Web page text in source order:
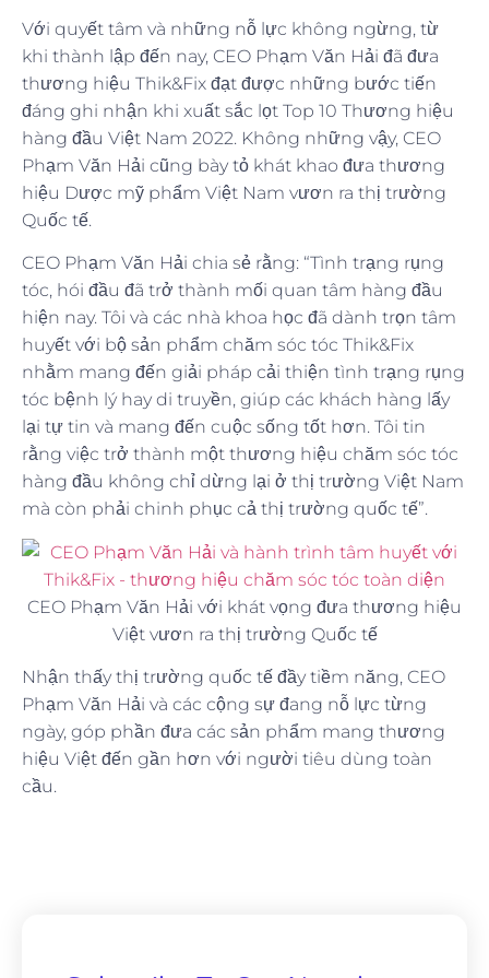
Với quyết tâm và những nỗ lực không ngừng, từ
khi thành lập đến nay, CEO Phạm Văn Hải đã đưa
thương hiệu Thik&Fix đạt được những bước tiến
đáng ghi nhận khi xuất sắc lọt Top 10 Thương hiệu
hàng đầu Việt Nam 2022. Không những vậy, CEO
Phạm Văn Hải cũng bày tỏ khát khao đưa thương
hiệu Dược mỹ phẩm Việt Nam vươn ra thị trường
Quốc tế.
CEO Phạm Văn Hải chia sẻ rằng: “Tình trạng rụng
tóc, hói đầu đã trở thành mối quan tâm hàng đầu
hiện nay. Tôi và các nhà khoa học đã dành trọn tâm
huyết với bộ sản phẩm chăm sóc tóc Thik&Fix
nhằm mang đến giải pháp cải thiện tình trạng rụng
tóc bệnh lý hay di truyền, giúp các khách hàng lấy
lại tự tin và mang đến cuộc sống tốt hơn. Tôi tin
rằng việc trở thành một thương hiệu chăm sóc tóc
hàng đầu không chỉ dừng lại ở thị trường Việt Nam
mà còn phải chinh phục cả thị trường quốc tế”.
CEO Phạm Văn Hải với khát vọng đưa thương hiệu
Việt vươn ra thị trường Quốc tế
Nhận thấy thị trường quốc tế đầy tiềm năng, CEO
Phạm Văn Hải và các cộng sự đang nỗ lực từng
ngày, góp phần đưa các sản phẩm mang thương
hiệu Việt đến gần hơn với người tiêu dùng toàn
cầu.